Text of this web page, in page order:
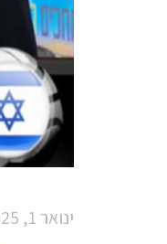
ינואר 1, 2025